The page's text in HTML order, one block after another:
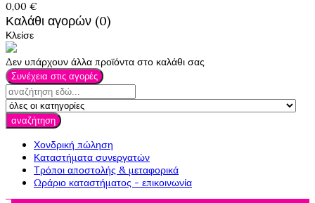
0,00 €
Καλάθι αγορών (0)
Κλείσε
Δεν υπάρχουν άλλα προϊόντα στο καλάθι σας
Συνέχεια στις αγορές
αναζήτηση
Χονδρική πώληση
Καταστήματα συνεργατών
Τρόποι αποστολής & μεταφορικά
Ωράριο καταστήματος - επικοινωνία